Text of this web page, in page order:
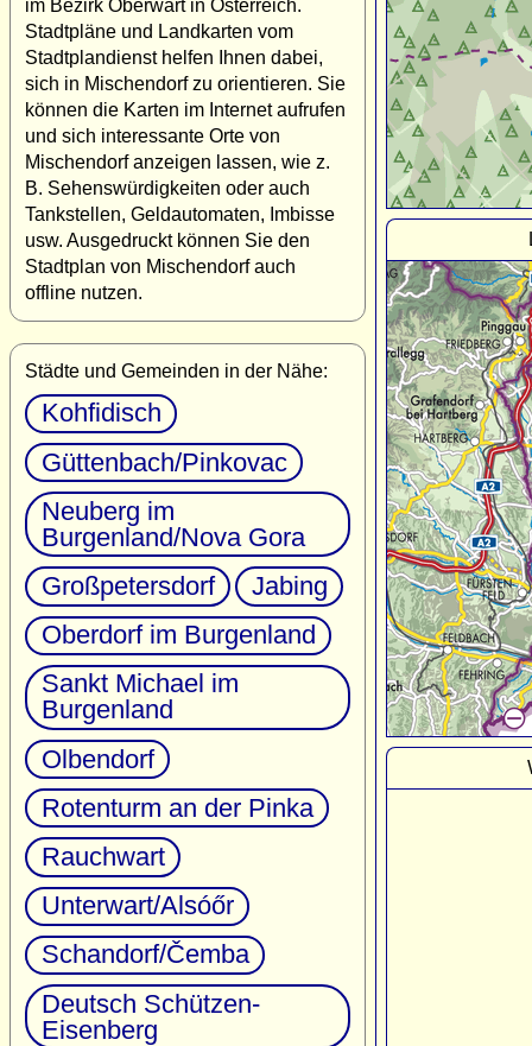
im Bezirk Oberwart in Österreich.
Stadtpläne und Landkarten vom
Stadtplandienst helfen Ihnen dabei,
sich in Mischendorf zu orientieren. Sie
können die Karten im Internet aufrufen
und sich interessante Orte von
Mischendorf anzeigen lassen, wie z.
B. Sehenswürdigkeiten oder auch
Tankstellen, Geldautomaten, Imbisse
usw. Ausgedruckt können Sie den
Stadtplan von Mischendorf auch
offline nutzen.
Städte und Gemeinden in der Nähe:
Kohfidisch
Güttenbach/Pinkovac
Neuberg im
Burgenland/Nova Gora
Großpetersdorf
Jabing
Oberdorf im Burgenland
Sankt Michael im
Burgenland
Olbendorf
Rotenturm an der Pinka
Rauchwart
Unterwart/Alsóőr
Schandorf/Čemba
Deutsch Schützen-
Eisenberg